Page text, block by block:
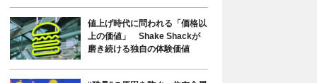
値上げ時代に問われる「価格以
上の価値」 Shake Shackが
磨き続ける独自の体験価値